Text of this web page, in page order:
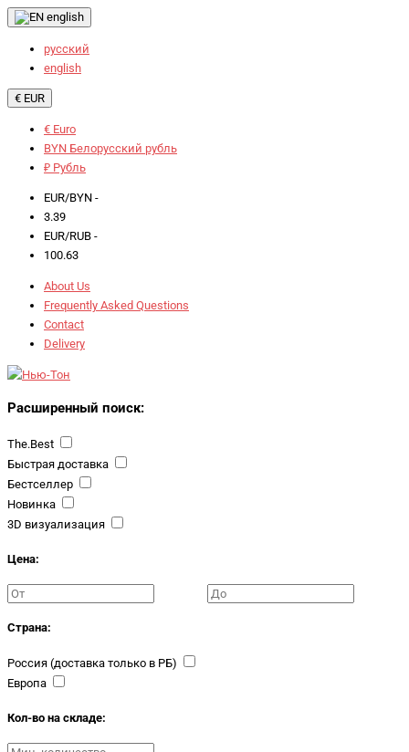
english
русский
english
€ EUR
€ Euro
BYN Белорусский рубль
₽ Рубль
EUR/BYN -
3.39
EUR/RUB -
100.63
About Us
Frequently Asked Questions
Contact
Delivery
Расширенный поиск:
The.Best
Быстрая доставка
Бестселлер
Новинка
3D визуализация
Цена:
Страна:
Россия (доставка только в РБ)
Европа
Кол-во на складе: